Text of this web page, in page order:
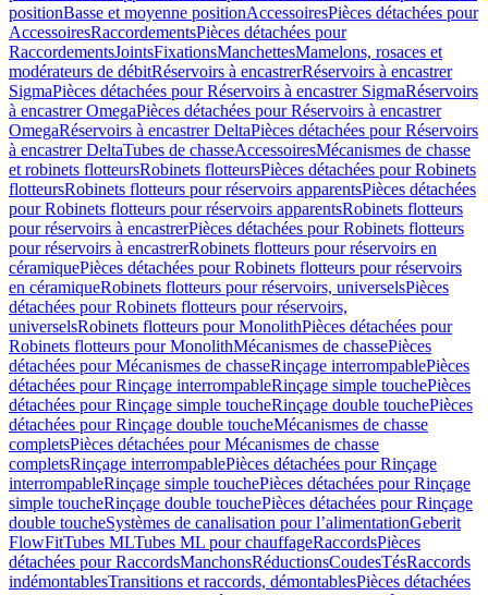
positionBasse et moyenne positionAccessoiresPièces détachées pour
AccessoiresRaccordementsPièces détachées pour
RaccordementsJointsFixationsManchettesMamelons, rosaces et
modérateurs de débitRéservoirs à encastrerRéservoirs à encastrer
SigmaPièces détachées pour Réservoirs à encastrer SigmaRéservoirs
à encastrer OmegaPièces détachées pour Réservoirs à encastrer
OmegaRéservoirs à encastrer DeltaPièces détachées pour Réservoirs
à encastrer DeltaTubes de chasseAccessoiresMécanismes de chasse
et robinets flotteursRobinets flotteursPièces détachées pour Robinets
flotteursRobinets flotteurs pour réservoirs apparentsPièces détachées
pour Robinets flotteurs pour réservoirs apparentsRobinets flotteurs
pour réservoirs à encastrerPièces détachées pour Robinets flotteurs
pour réservoirs à encastrerRobinets flotteurs pour réservoirs en
céramiquePièces détachées pour Robinets flotteurs pour réservoirs
en céramiqueRobinets flotteurs pour réservoirs, universelsPièces
détachées pour Robinets flotteurs pour réservoirs,
universelsRobinets flotteurs pour MonolithPièces détachées pour
Robinets flotteurs pour MonolithMécanismes de chassePièces
détachées pour Mécanismes de chasseRinçage interrompablePièces
détachées pour Rinçage interrompableRinçage simple touchePièces
détachées pour Rinçage simple toucheRinçage double touchePièces
détachées pour Rinçage double toucheMécanismes de chasse
completsPièces détachées pour Mécanismes de chasse
completsRinçage interrompablePièces détachées pour Rinçage
interrompableRinçage simple touchePièces détachées pour Rinçage
simple toucheRinçage double touchePièces détachées pour Rinçage
double toucheSystèmes de canalisation pour l’alimentationGeberit
FlowFitTubes MLTubes ML pour chauffageRaccordsPièces
détachées pour RaccordsManchonsRéductionsCoudesTésRaccords
indémontablesTransitions et raccords, démontablesPièces détachées